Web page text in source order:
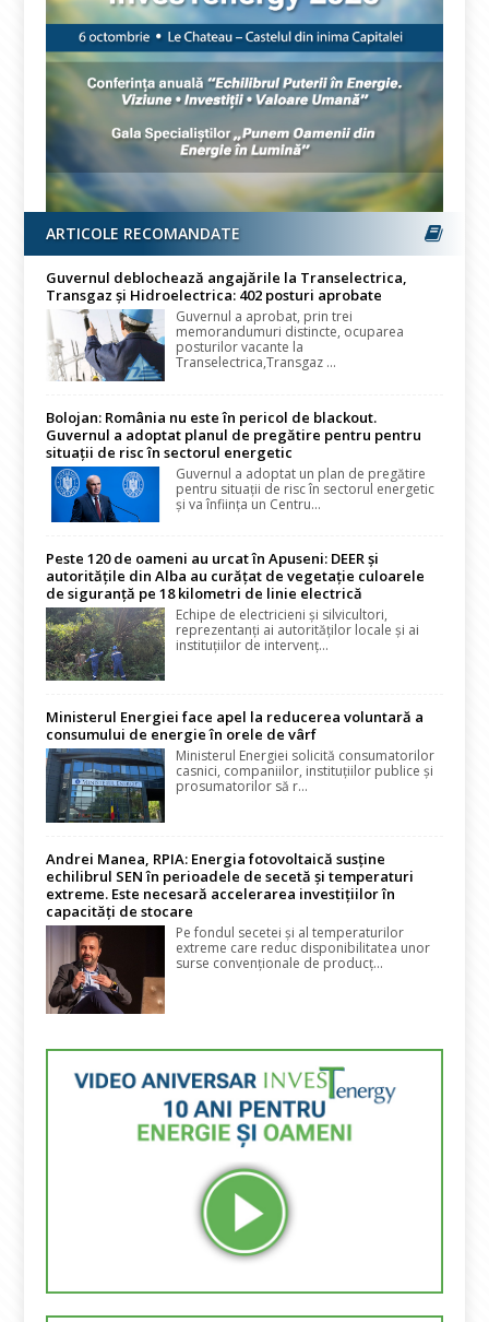
ARTICOLE RECOMANDATE
Guvernul deblochează angajările la Transelectrica,
Transgaz și Hidroelectrica: 402 posturi aprobate
Guvernul a aprobat, prin trei
memorandumuri distincte, ocuparea
posturilor vacante la
Transelectrica,Transgaz ...
Bolojan: România nu este în pericol de blackout.
Guvernul a adoptat planul de pregătire pentru pentru
situații de risc în sectorul energetic
Guvernul a adoptat un plan de pregătire
pentru situații de risc în sectorul energetic
și va înființa un Centru...
Peste 120 de oameni au urcat în Apuseni: DEER și
autoritățile din Alba au curățat de vegetație culoarele
de siguranță pe 18 kilometri de linie electrică
Echipe de electricieni și silvicultori,
reprezentanți ai autorităților locale și ai
instituțiilor de intervenț...
Ministerul Energiei face apel la reducerea voluntară a
consumului de energie în orele de vârf
Ministerul Energiei solicită consumatorilor
casnici, companiilor, instituțiilor publice și
prosumatorilor să r...
Andrei Manea, RPIA: Energia fotovoltaică susține
echilibrul SEN în perioadele de secetă și temperaturi
extreme. Este necesară accelerarea investițiilor în
capacități de stocare
Pe fondul secetei și al temperaturilor
extreme care reduc disponibilitatea unor
surse convenționale de producț...